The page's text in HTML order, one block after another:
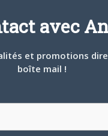
avec
et promotions
boîte mail !